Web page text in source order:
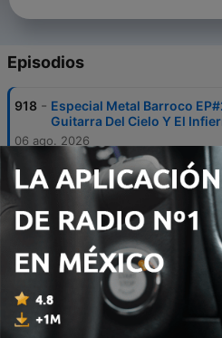
Episodios
918 - Especial Metal Barroco
Guitarra Del Cielo Y El
06 ago. 2026
917 -
⚔️ Rata Blanca - (La
Heavy Metal En Español)
15 mayo 2026
Especial Clasicos Del
(“Panzer - Entre El Olvido
Metal”) - Fans - Episodio
mecenas
08 abr. 2026